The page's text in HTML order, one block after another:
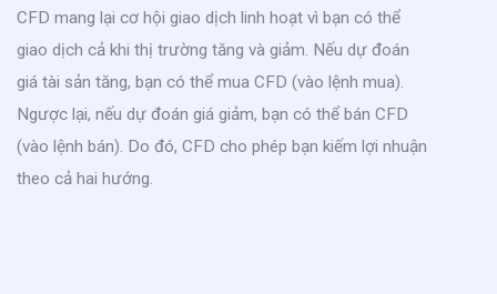
CFD mang lại cơ hội giao dịch linh hoạt vì bạn có thể
giao dịch cả khi thị trường tăng và giảm. Nếu dự đoán
giá tài sản tăng, bạn có thể mua CFD (vào lệnh mua).
Ngược lại, nếu dự đoán giá giảm, bạn có thể bán CFD
(vào lệnh bán). Do đó, CFD cho phép bạn kiếm lợi nhuận
theo cả hai hướng.